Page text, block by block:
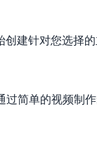
创建针对您选择
过简单的视频制